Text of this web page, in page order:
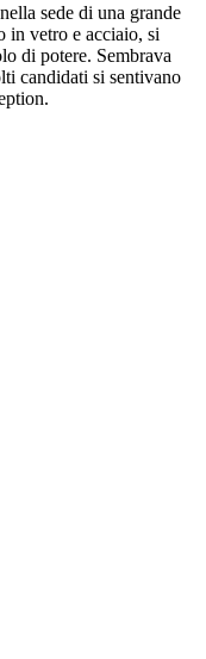
sede di una grande
in vetro e acciaio, si
di potere. Sembrava
candidati si sentivano